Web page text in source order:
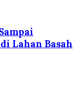
Lahan Basah